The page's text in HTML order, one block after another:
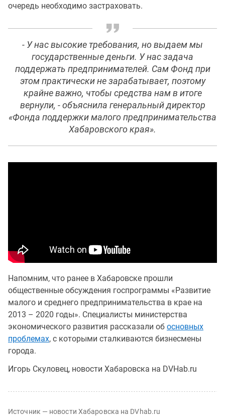
очередь необходимо застраховать.
- У нас высокие требования, но выдаем мы
государственные деньги. У нас задача
поддержать предпринимателей. Сам Фонд при
этом практически не зарабатывает, поэтому
крайне важно, чтобы средства нам в итоге
вернули, - объяснила генеральный директор
«Фонда поддержки малого предпринимательства
Хабаровского края».
Напомним, что ранее в Хабаровске прошли
общественные обсуждения госпрограммы «Развитие
малого и среднего предпринимательства в крае на
2013 – 2020 годы». Специалисты министерства
экономического развития рассказали об основных
проблемах, с которыми сталкиваются бизнесмены
города.
Игорь Скуловец, новости Хабаровска на DVHab.ru
Источник — новости Хабаровска на DVhab.ru